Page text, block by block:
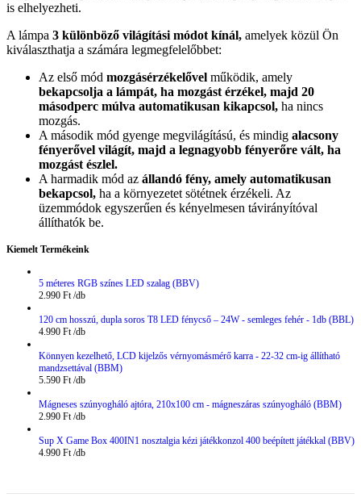
is elhelyezheti.
A lámpa 3 különböző világítási módot kínál, amelyek közül Ön
kiválaszthatja a számára legmegfelelőbbet:
Az első mód mozgásérzékelővel működik, amely
bekapcsolja a lámpát, ha mozgást érzékel, majd 20
másodperc múlva automatikusan kikapcsol, ha nincs
mozgás.
A második mód gyenge megvilágítású, és mindig alacsony
fényerővel világít, majd a legnagyobb fényerőre vált, ha
mozgást észlel.
A harmadik mód az állandó fény, amely automatikusan
bekapcsol, ha a környezetet sötétnek érzékeli. Az
üzemmódok egyszerűen és kényelmesen távirányítóval
állíthatók be.
Kiemelt Termékeink
5 méteres RGB színes LED szalag (BBV)
2.990 Ft
120 cm hosszú, dupla soros T8 LED fénycső – 24W - semleges fehér - 1db (BBL)
4.990 Ft
Könnyen kezelhető, LCD kijelzős vérnyomásmérő karra - 22-32 cm-ig állítható
mandzsettával (BBM)
5.590 Ft
Mágneses szúnyogháló ajtóra, 210x100 cm - mágneszáras szúnyogháló (BBM)
2.990 Ft
Sup X Game Box 400IN1 nosztalgia kézi játékkonzol 400 beépített játékkal (BBV)
4.990 Ft